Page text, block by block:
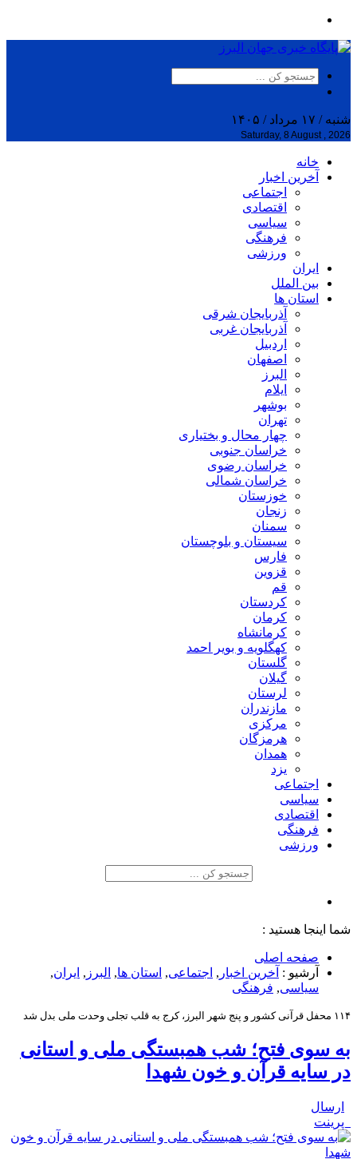
شنبه / ۱۷ مرداد / ۱۴۰۵
Saturday, 8 August , 2026
خانه
آخرین اخبار
اجتماعی
اقتصادی
سیاسی
فرهنگی
ورزشی
ایران
بین الملل
استان ها
آذربایجان شرقی
آذربایجان غربی
اردبیل
اصفهان
البرز
ایلام
بوشهر
تهران
چهار محال و بختیاری
خراسان جنوبی
خراسان رضوی
خراسان شمالی
خوزستان
زنجان
سمنان
سیستان و بلوچستان
فارس
قزوین
قم
کردستان
کرمان
کرمانشاه
کهگلویه و بویر احمد
گلستان
گیلان
لرستان
مازندران
مرکزی
هرمزگان
همدان
یزد
اجتماعی
سیاسی
اقتصادی
فرهنگی
ورزشی
شما اینجا هستید :
صفحه اصلی
آرشیو : آخرین اخبار , اجتماعی, استان ها, البرز , ایران,
سیاسی, فرهنگی
۱۱۴ محفل قرآنی کشور و پنج شهر البرز، کرج به قلب تجلی وحدت ملی بدل شد
به سوی فتح؛ شب همبستگی ملی و استانی
در سایه قرآن و خون شهدا
ارسال
پرینت